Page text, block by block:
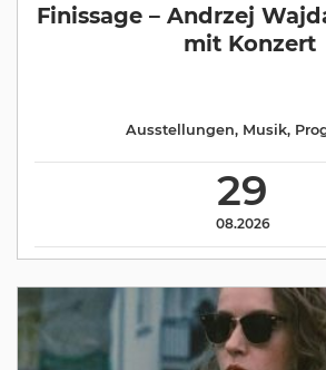
Finissage – Andrzej
mit Konzert
29
08.2026
Ausstellungen, Musik,